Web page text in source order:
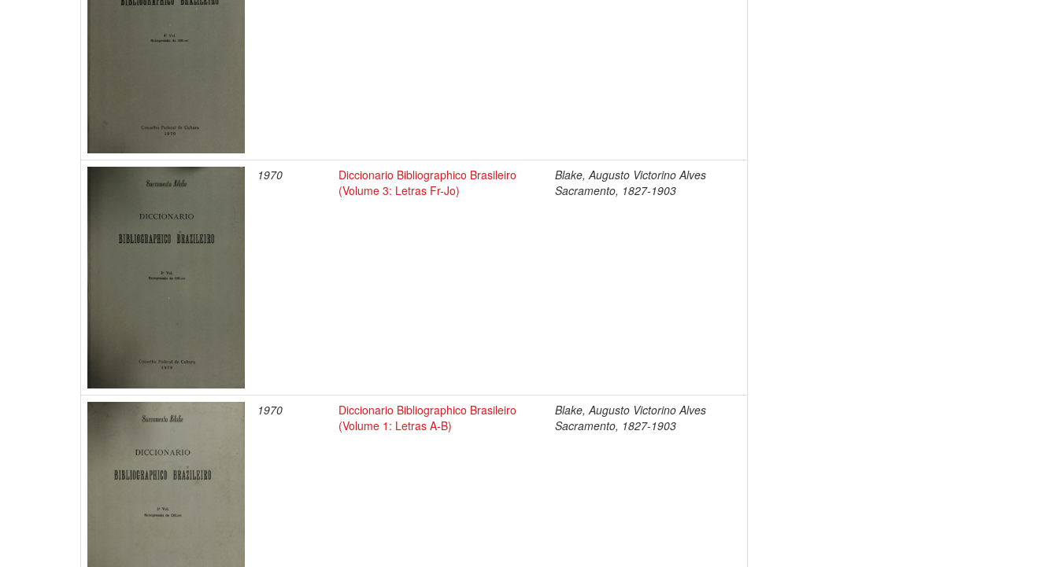
1970
Diccionario Bibliographico Brasileiro
(Volume 3: Letras Fr-Jo)
Blake, Augusto Victorino Alves
Sacramento, 1827-1903
1970
Diccionario Bibliographico Brasileiro
(Volume 1: Letras A-B)
Blake, Augusto Victorino Alves
Sacramento, 1827-1903